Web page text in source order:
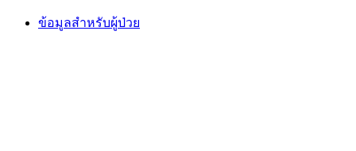
Skip
ข้อมูลสำหรับผู้ป่วย